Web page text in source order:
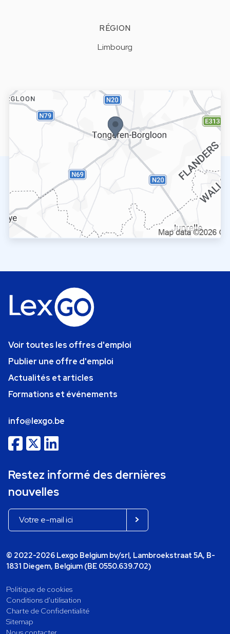
RÉGION
Limbourg
Voir toutes les offres d'emploi
Publier une offre d'emploi
Actualités et articles
Formations et événements
info@lexgo.be
Restez informé des dernières
nouvelles
© 2022-2026 Lexgo Belgium bv/srl, Lambroekstraat 5A, B-
1831 Diegem, Belgium (BE 0550.639.702)
Politique de cookies
Conditions d'utilisation
Charte de Confidentialité
Sitemap